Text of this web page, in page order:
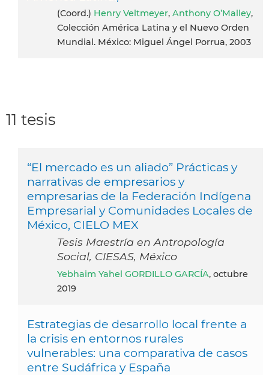
(Coord.) Henry Veltmeyer, Anthony O’Malley,
Colección América Latina y el Nuevo Orden
Mundial. México: Miguel Ángel Porrua, 2003
11 tesis
“El mercado es un aliado” Prácticas y
narrativas de empresarios y
empresarias de la Federación Indígena
Empresarial y Comunidades Locales de
México, CIELO MEX
Tesis Maestría en Antropología
Social, CIESAS, México
Yebhaim Yahel GORDILLO GARCÍA, octubre
2019
Estrategias de desarrollo local frente a
la crisis en entornos rurales
vulnerables: una comparativa de casos
entre Sudáfrica y España